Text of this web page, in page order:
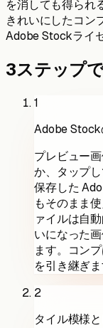
を消しても得られ
きれいにしたコン
Adobe Stockライ
3ステップ
1
Adobe Stock
プレビュー
か、タップ
保存した
もそのまま
ァイルは自
いになった
ます。コン
を引き継ぎま
2
タイル模様